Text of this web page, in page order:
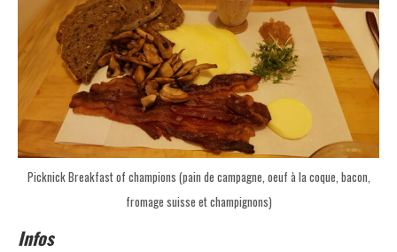
Picknick Breakfast of champions (pain de campagne, oeuf à la coque, bacon,
fromage suisse et champignons)
Infos